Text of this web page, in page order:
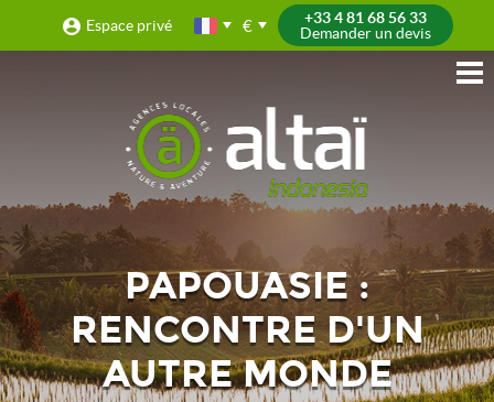
Espace privé €
+33 4 81 68 56 33
Demander un devis
PAPOUASIE :
RENCONTRE D'UN
AUTRE MONDE